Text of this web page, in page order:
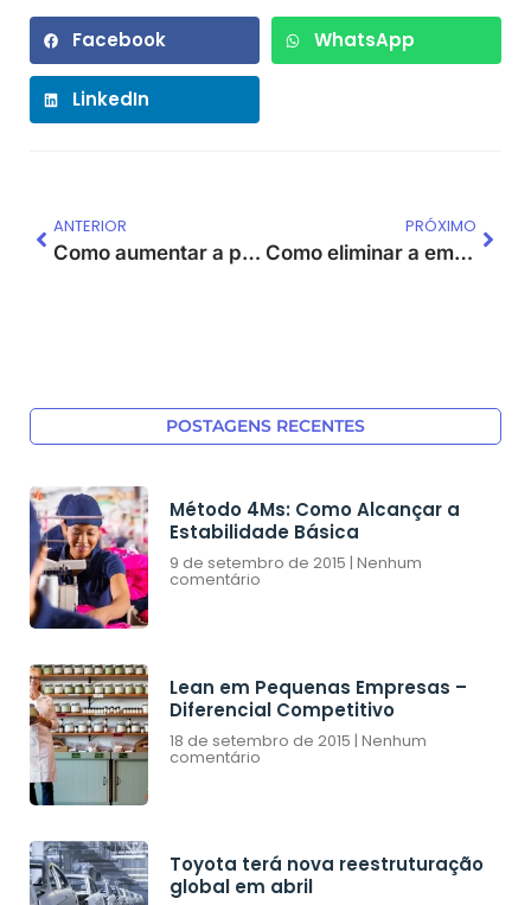
Facebook WhatsApp
LinkedIn
ANTERIOR
Como aumentar a produtividade no seu dia a dia com o lean?
PRÓXIMO
Como eliminar a empilhadeira da área de produção?
POSTAGENS RECENTES
Método 4Ms: Como Alcançar a
Estabilidade Básica
9 de setembro de 2015 Nenhum
comentário
Lean em Pequenas Empresas –
Diferencial Competitivo
18 de setembro de 2015 Nenhum
comentário
Toyota terá nova reestruturação
global em abril